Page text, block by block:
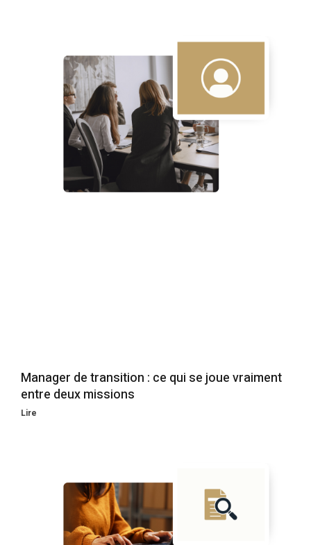
Manager de transition : ce qui se joue vraiment
entre deux missions
Lire